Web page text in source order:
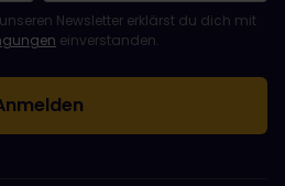
angemeldet.
ist ein Pflichtfeld!
ungültig! ist ein Fehler aufgetreten.
bereits abonniert!
Geschäftsbedingungen zu, um
Newsletter erklärst du dich mit
einverstanden.